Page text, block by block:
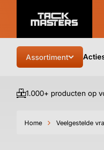
Assortiment
1.000+ producten op
Home Veelgestelde